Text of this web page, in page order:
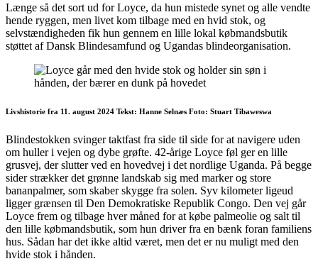
Længe så det sort ud for Loyce, da hun mistede synet og alle vendte
hende ryggen, men livet kom tilbage med en hvid stok, og
selvstændigheden fik hun gennem en lille lokal købmandsbutik
støttet af Dansk Blindesamfund og Ugandas blindeorganisation.
Livshistorie fra 11. august 2024 Tekst: Hanne Selnæs Foto: Stuart Tibaweswa
Blindestokken svinger taktfast fra side til side for at navigere uden
om huller i vejen og dybe grøfte. 42-årige Loyce føl ger en lille
grusvej, der slutter ved en hovedvej i det nordlige Uganda. På begge
sider strækker det grønne landskab sig med marker og store
bananpalmer, som skaber skygge fra solen. Syv kilometer ligeud
ligger grænsen til Den Demokratiske Republik Congo. Den vej går
Loyce frem og tilbage hver måned for at købe palmeolie og salt til
den lille købmandsbutik, som hun driver fra en bænk foran familiens
hus. Sådan har det ikke altid været, men det er nu muligt med den
hvide stok i hånden.